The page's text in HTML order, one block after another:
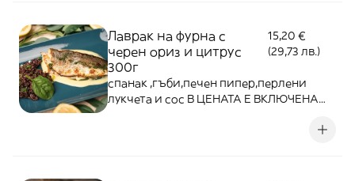
Лаврак на фурна с
черен ориз и цитрус
300г
15,20 €
(29,73 лв.)
спанак ,гъби,печен пипер,перлени
лукчета и сос В ЦЕНАТА Е ВКЛЮЧЕНА